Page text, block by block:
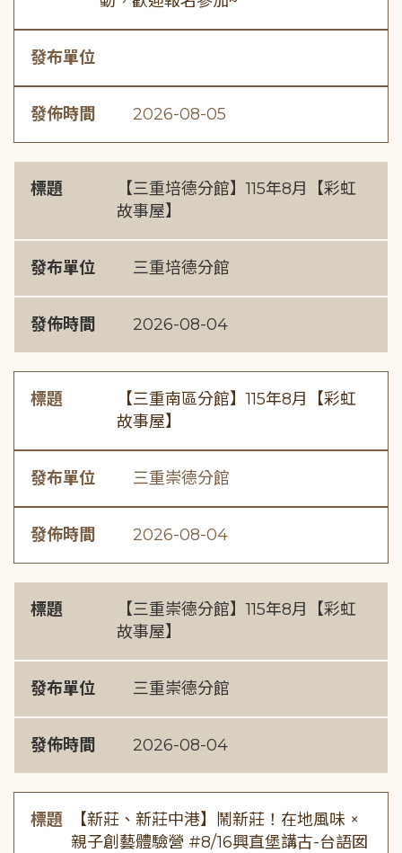
發布單位
發佈時間 2026-08-05
標題
【三重培德分館】115年8月【彩虹
故事屋】
發布單位 三重培德分館
發佈時間 2026-08-04
標題
【三重南區分館】115年8月【彩虹
故事屋】
發布單位 三重崇德分館
發佈時間 2026-08-04
標題
【三重崇德分館】115年8月【彩虹
故事屋】
發布單位 三重崇德分館
發佈時間 2026-08-04
標題
【新莊、新莊中港】鬧新莊！在地風味 ×
親子創藝體驗營 #8/16興直堡講古-台語囡